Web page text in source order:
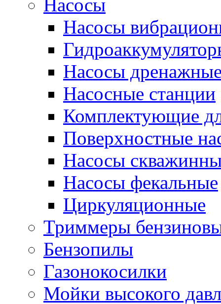
Насосы
Насосы
Насосы
Насосные станции
Комплектующие
Поверхностные
Насосы
Насосы фекальные
Циркуляционные
Триммеры
Бензопилы
Газонокосилки
Мойки высокого